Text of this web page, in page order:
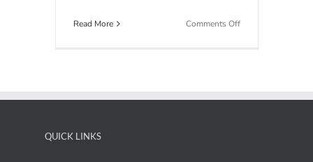
Read More Comments Offon
dal
QUICK LINKS